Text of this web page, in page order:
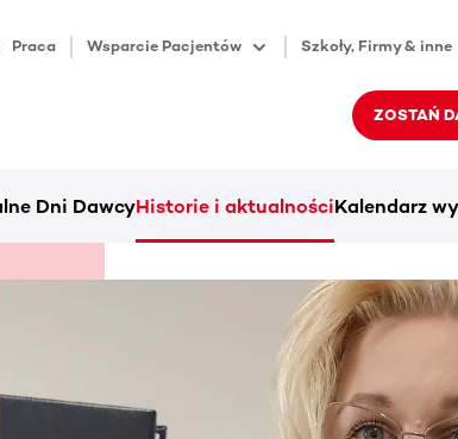
Praca Wsparcie Pacjentów Szkoły, Firmy & inne
ZOSTAŃ
Dni DawcyHistorie i aktualnościKalendarz